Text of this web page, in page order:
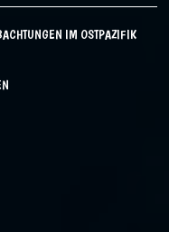
IM OSTPAZIFIK